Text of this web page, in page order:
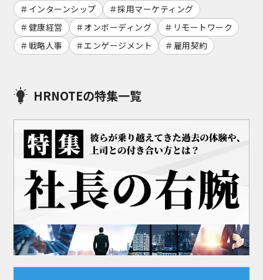
インターンシップ
採用マーケティング
健康経営
オンボーディング
リモートワーク
戦略人事
エンゲージメント 雇用契約
HRNOTEの特集一覧